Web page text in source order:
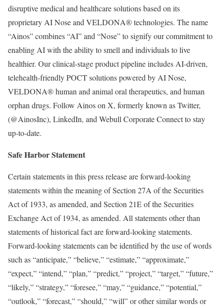
disruptive medical and healthcare solutions based on its
proprietary AI Nose and VELDONA® technologies. The name
“Ainos” combines “AI” and “Nose” to signify our commitment to
enabling AI with the ability to smell and individuals to live
healthier. Our clinical-stage product pipeline includes AI-driven,
telehealth-friendly POCT solutions powered by AI Nose,
VELDONA® human and animal oral therapeutics, and human
orphan drugs. Follow Ainos on X, formerly known as Twitter,
(@AinosInc), LinkedIn, and Webull Corporate Connect to stay
up-to-date.
Safe Harbor Statement
Certain statements in this press release are forward-looking
statements within the meaning of Section 27A of the Securities
Act of 1933, as amended, and Section 21E of the Securities
Exchange Act of 1934, as amended. All statements other than
statements of historical fact are forward-looking statements.
Forward-looking statements can be identified by the use of words
such as “anticipate,” “believe,” “estimate,” “approximate,”
“expect,” “intend,” “plan,” “predict,” “project,” “target,” “future,”
“likely,” “strategy,” “foresee,” “may,” “guidance,” “potential,”
“outlook,” “forecast,” “should,” “will” or other similar words or